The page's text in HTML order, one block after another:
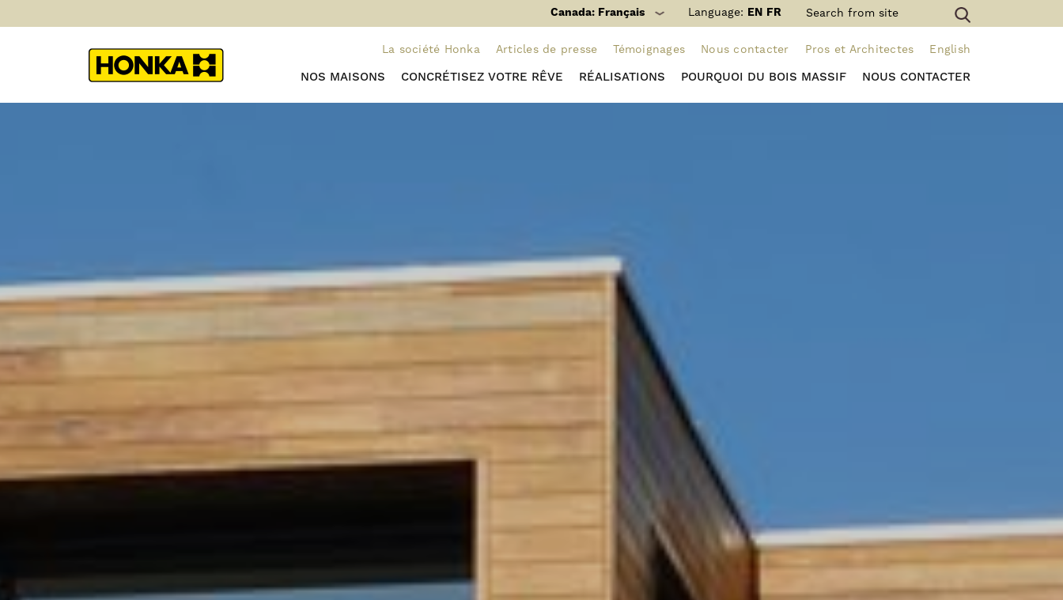
Canada: Français Language: EN FR
La société Honka Articles de presse Témoignages Nous contacter Pros et Architectes English
NOS MAISONS CONCRÉTISEZ VOTRE RÊVE RÉALISATIONS POURQUOI DU BOIS MASSIF NOUS CONTACTER